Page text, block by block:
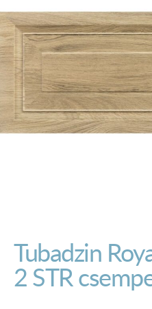
Tubadzin
2 STR